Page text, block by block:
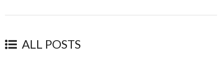
ALL POSTS